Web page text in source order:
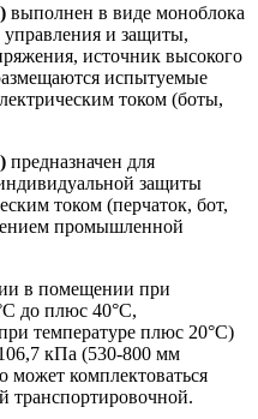
выполнен в виде моноблока
и защиты,
источник высокого
испытуемые
током (боты,
предназначен для
защиты
током (перчаток, бот,
промышленной
в помещении при
до плюс 40°С,
температуре плюс 20°С)
кПа (530-800 мм
может комплектоваться
транспортировочной.